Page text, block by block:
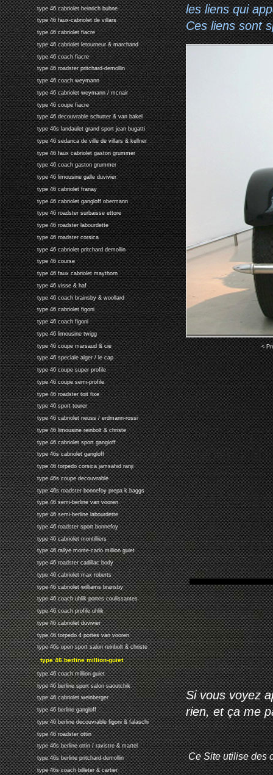
type 46 cabriolet heinrich buhne
type 46 faux-cabriolet de villars
type 46 cabriolet fiacre
type 46 cabriolet letourneur & marchand
type 46 coach fiacre
type 46 roadster pritchard-demollin
type 46 coach weymann
type 46 cabriolet weymann / mcnair
type 46 coupe fiacre
type 46 decouvrable schutter & van bakel
type 46s landaulet grand sport jean bugatti
type 46 sedanca de ville de villars & kellner
type 46 faux cabriolet gaston grummer
type 46 coach gaston grummer
type 46 limousine galle duvivier
type 46 cabriolet franay
type 46 cabriolet gangloff obermann
type 46 roadster surbaisse ettore
type 46 roadster labourdette
type 46 roadster corsica
type 46 cabriolet pritchard demollin
type 46 course
type 46 faux cabriolet maythorn
type 46 visse & haf
type 46 coach brainsby & woollard
type 46 cabriolet figoni
type 46 coach figoni
type 46 limousine twigg
type 46 coupe marsaud & cie
type 46 speciale alger / le cap
type 46 coupe super profile
type 46 coupe semi-profile
type 46 roadster toit fixe
type 46 sport tourer
type 46 cabriolet neuss / erdmann-rossi
type 46 limousine reinbolt & christe
type 46 cabriolet sport gangloff
type 46s cabriolet gangloff
type 46 torpedo corsica jamsahid ranji
type 46s coupe decouvrable
type 46s roadster bonnefoy prepa k.baggs
type 46 semi-berline van vooren
type 46 semi-berline labourdette
type 46 roadster sport bonnefoy
type 46 cabriolet montilliers
type 46 rallye monte-carlo million guiet
type 46 roadster cadillac body
type 46 cabriolet max roberts
type 46 cabriolet williams bransby
type 46 coach uhlik portes coulissantes
type 46 coach profile uhlik
type 46 cabriolet duvivier
type 46 torpedo 4 portes van vooren
type 46s open sport salon reinbolt & christe
type 46 berline million-guiet
type 46 coach million-guiet
type 46 berline sport salon saoutchik
type 46 cabriolet weinberger
type 46 berline gangloff
type 46 berline decouvrable figoni & falaschi
type 46 roadster ottin
type 46s berline ottin / ravistre & martel
type 46s berline pritchard-demollin
type 46s coach billeter & cartier
les liens qui
Ces liens sont
<
Si vous voyez
rien, et ça me
Ce Site utilise des